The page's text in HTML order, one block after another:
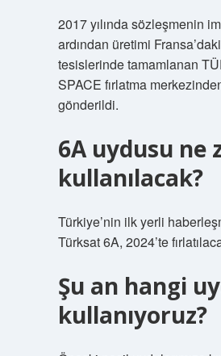
2017 yılında sözleşmenin
ardından üretimi
tesislerinde tamamlanan
SPACE fırlatma
gönderildi.
6A uydusu ne
kullanılacak?
Türkiye’nin ilk yerli
Türksat 6A, 2024’te
Şu an hangi
kullanıyoruz?